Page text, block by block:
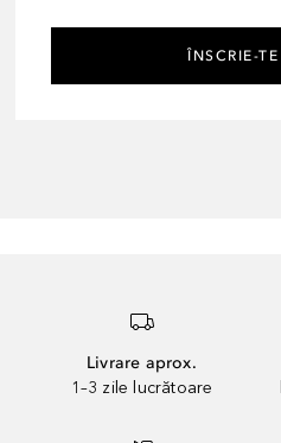
ÎNSCRIE-
Livrare aprox.
1–3 zile lucrătoare